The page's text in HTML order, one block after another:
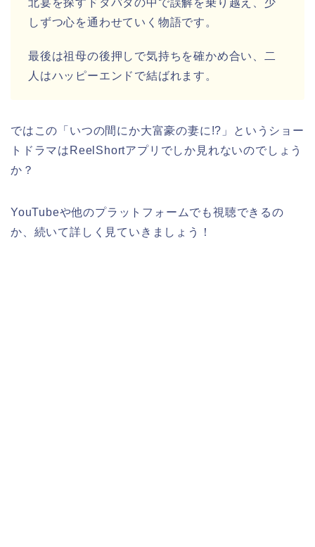
しずつ心を通わせていく物語です。
最後は祖母の後押しで気持ちを確かめ合い、二
人はハッピーエンドで結ばれます。
ではこの 「いつの間にか大富豪の妻に!? 」 という ショー
トドラマはReelShortアプリでしか見れないのでしょう
か？
YouTubeや他のプラットフォームでも視聴できるの
か、続いて詳しく見ていきましょう！